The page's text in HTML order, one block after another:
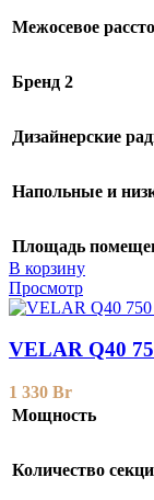
Межосевое
Бренд 2
Дизайнерские
Напольные и
Площадь
В корзину
Просмотр
VELAR Q40
1 330 Br
Мощность
Количество